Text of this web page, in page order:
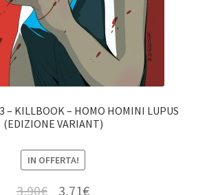
– KILLBOOK – HOMO HOMINI LUPUS
(EDIZIONE VARIANT)
IN OFFERTA!
3,90€ 3,71€